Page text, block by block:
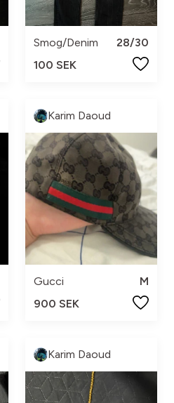
Smog/Denim
28/30
100 SEK
Karim Daoud
Gucci
M
900 SEK
Karim Daoud